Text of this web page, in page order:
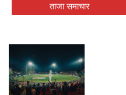
ताजा समाचार